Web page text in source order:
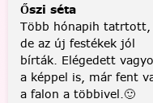
Őszi séta
Több hónapih tatrtott,
de az új festékek jól
bírták. Elégedett
a képpel is, már fent
a falon a többivel.🙂